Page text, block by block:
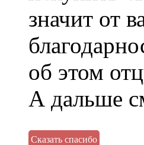
значит от
об этом
А дальше
Сказать спасибо